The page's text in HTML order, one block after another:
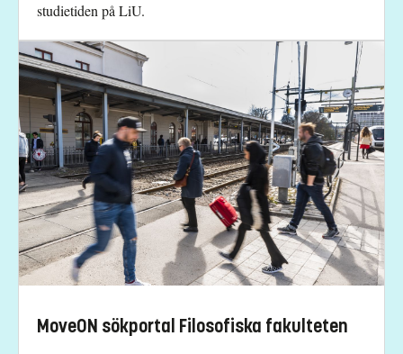
studietiden på LiU.
MoveON sökportal Filosofiska fakulteten